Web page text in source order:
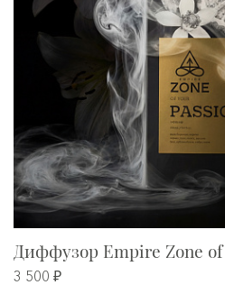
Диффузор Empire Zone of
3 500 ₽